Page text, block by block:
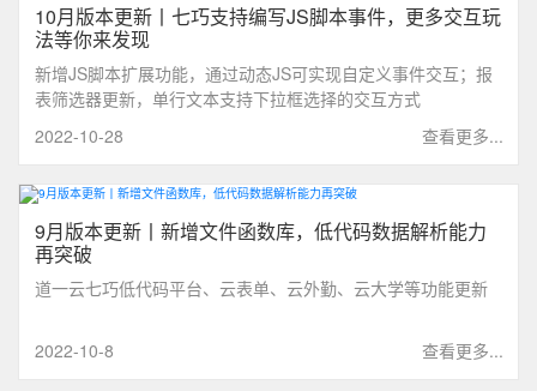
10月版本更新丨七巧支持编写JS脚本事件，更多交互玩
法等你来发现
新增JS脚本扩展功能，通过动态JS可实现自定义事件交互；报
表筛选器更新，单行文本支持下拉框选择的交互方式
查看更多...
2022-10-28
9月版本更新丨新增文件函数库，低代码数据解析能力
再突破
道一云七巧低代码平台、云表单、云外勤、云大学等功能更新
查看更多...
2022-10-8